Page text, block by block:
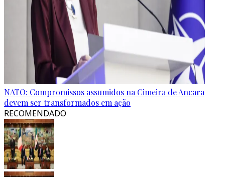
NATO: Compromissos assumidos na Cimeira de Ancara
devem ser transformados em ação
RECOMENDADO